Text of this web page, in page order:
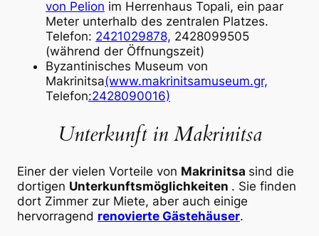
von Pelion im Herrenhaus Topali, ein paar
Meter unterhalb des zentralen Platzes.
Telefon: 2421029878, 2428099505
(während der Öffnungszeit)
Byzantinisches Museum von
Makrinitsa(www.makrinitsamuseum.gr,
Telefon:2428090016)
Unterkunft in Makrinitsa
Einer der vielen Vorteile von Makrinitsa sind die
dortigen Unterkunftsmöglichkeiten . Sie finden
dort Zimmer zur Miete, aber auch einige
hervorragend renovierte Gästehäuser.